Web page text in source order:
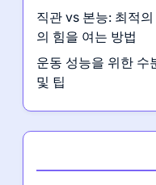
직관 vs 본능: 최적
의 힘을 여는 방법
운동 성능을 위한 수
및 팁